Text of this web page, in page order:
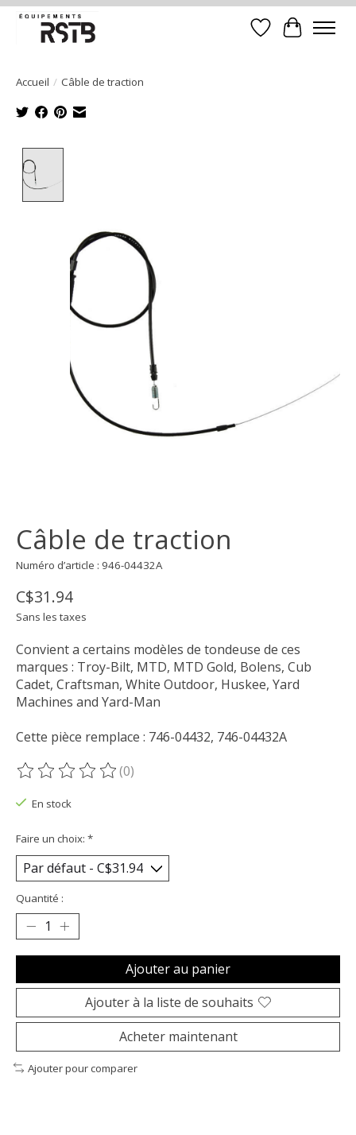
Liste dePanier
Accueil / Câble de traction
Câble de traction
Numéro d’article : 946-04432A
C$31.94
Sans les taxes
Convient a certains modèles de tondeuse de ces
marques : Troy-Bilt, MTD, MTD Gold, Bolens, Cub
Cadet, Craftsman, White Outdoor, Huskee, Yard
Machines and Yard-Man
Cette pièce remplace : 746-04432, 746-04432A
Ce produit est évalué à
(0)
En stock
Faire un choix: *
Quantité :
Ajouter au panier
Ajouter à la liste de souhaits
Acheter maintenant
Ajouter pour comparer